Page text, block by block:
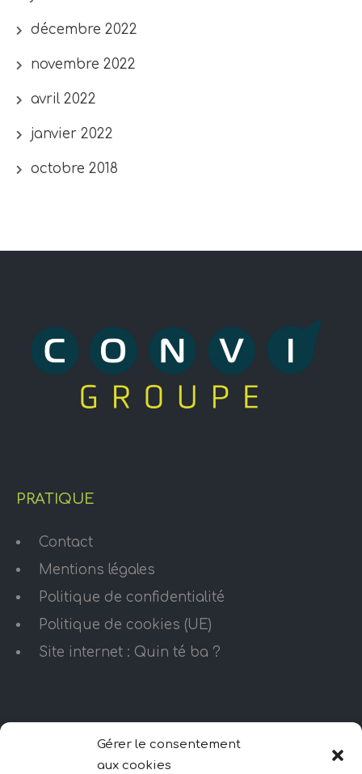
Gérer le consentement
aux cookies
décembre 2022
novembre 2022
avril 2022
janvier 2022
octobre 2018
PRATIQUE
Contact
Mentions légales
Politique de confidentialité
Politique de cookies (UE)
Site internet : Quin té ba ?